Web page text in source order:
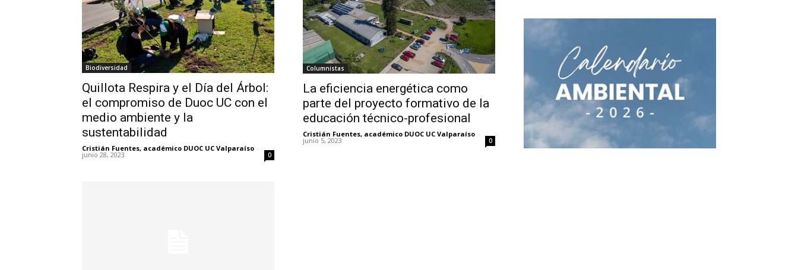
Biodiversidad
Quillota Respira y el Día del Árbol:
el compromiso de Duoc UC con el
medio ambiente y la
sustentabilidad
Cristián Fuentes, académico DUOC UC Valparaíso -
junio 28, 2023 0
Columnistas
La eficiencia energética como
parte del proyecto formativo de la
educación técnico-profesional
Cristián Fuentes, académico DUOC UC Valparaíso -
junio 5, 2023 0